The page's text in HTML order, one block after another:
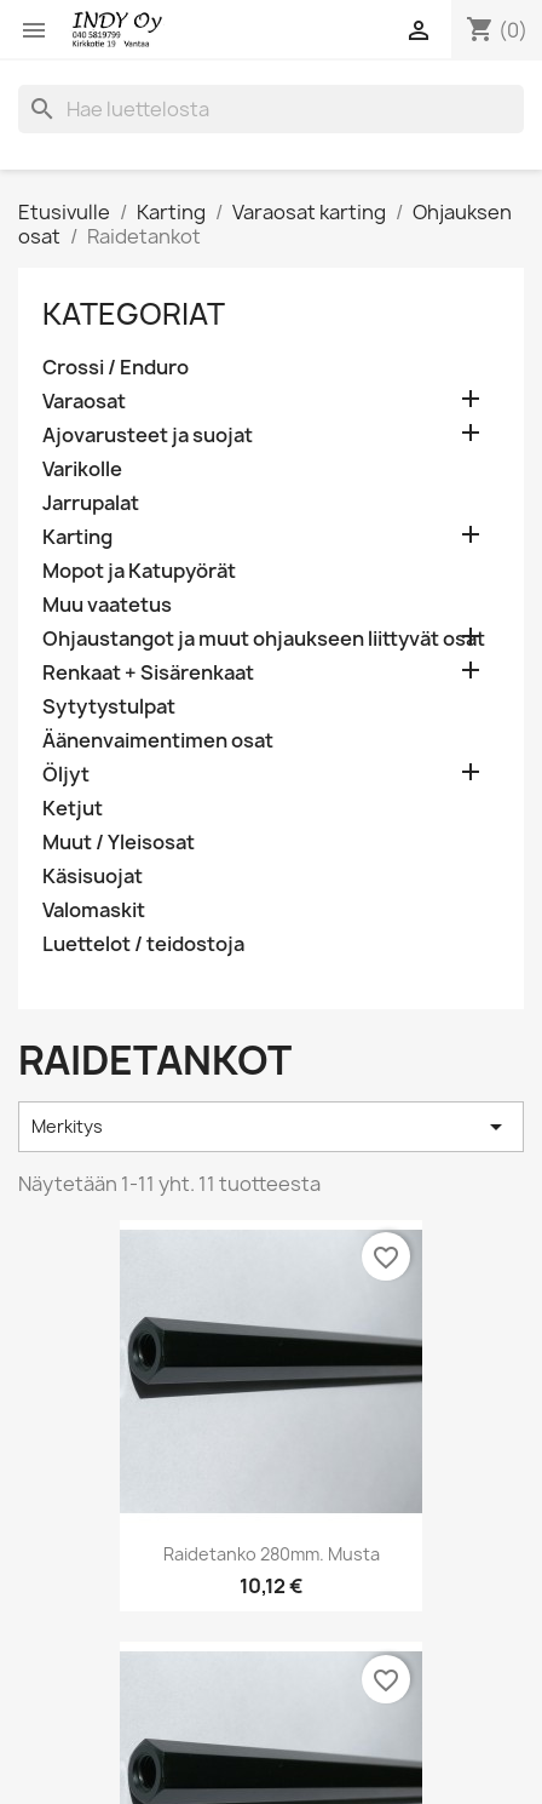
 shopping_cart (0)

search
Etusivulle Karting Varaosat karting
Ohjauksen
osat
Raidetankot
KATEGORIAT
Crossi / Enduro
Varaosat

Ajovarusteet ja suojat 
Varikolle
Jarrupalat
Karting

Mopot ja Katupyörät
Muu vaatetus
Ohjaustangot ja muut ohjaukseen liittyvät osat

Renkaat + Sisärenkaat 
Sytytystulpat
Äänenvaimentimen osat
Öljyt

Ketjut
Muut / Yleisosat
Käsisuojat
Valomaskit
Luettelot / teidostoja
RAIDETANKOT
Merkitys 
Näytetään 1-11 yht. 11 tuotteesta
Raidetanko 280mm. Musta
10,12 €
favorite_border
favorite_border